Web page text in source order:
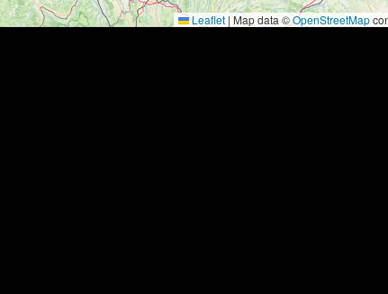
Leaflet | Map data ©OpenStreetMap